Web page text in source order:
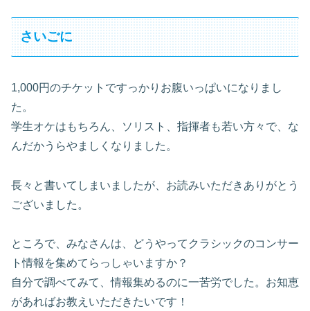
さいごに
1,000円のチケットですっかりお腹いっぱいになりまし
た。
学生オケはもちろん、ソリスト、指揮者も若い方々で、な
んだかうらやましくなりました。
長々と書いてしまいましたが、お読みいただきありがとう
ございました。
ところで、みなさんは、どうやってクラシックのコンサー
ト情報を集めてらっしゃいますか？
自分で調べてみて、情報集めるのに一苦労でした。お知恵
があればお教えいただきたいです！